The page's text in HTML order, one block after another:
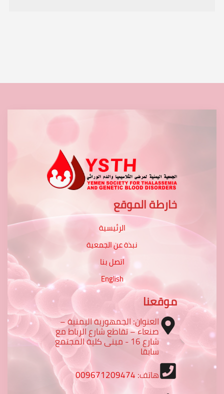
خارطة الموقع
الرئيسية
نبذة عن الجمعية
اتصل بنا
English
موقعنا
العنوان: الجمهورية اليمنية –
صنعاء – تقاطع شارع الرباط مع
شارع 16 - مبنى كلية المجتمع
سابقا
هاتف:009671209474